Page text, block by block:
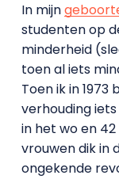
In mijn
studenten op
minderheid
toen al iets
Toen ik in
verhouding
in het wo en
vrouwen dik in
ongekende